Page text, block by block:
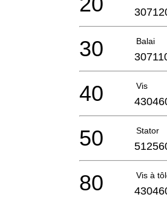
Balai
30
Vis
40
Stator
50
Vis à
80